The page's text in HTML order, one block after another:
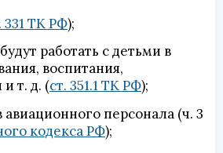
331 ТК РФ);
работать с детьми в
воспитания,
т. д. (ст. 351.1 ТК РФ);
авиационного персонала (ч. 3
кодекса РФ);